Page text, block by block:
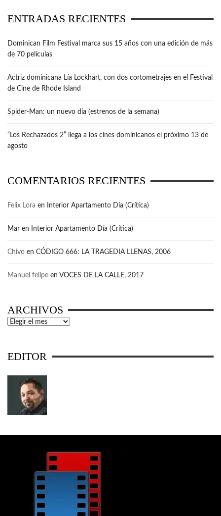
ENTRADAS RECIENTES
Dominican Film Festival marca sus 15 años con una edición de más
de 70 películas
Actriz dominicana Lía Lockhart, con dos cortometrajes en el Festival
de Cine de Rhode Island
Spider-Man: un nuevo día (estrenos de la semana)
“Los Rechazados 2” llega a los cines dominicanos el próximo 13 de
agosto
COMENTARIOS RECIENTES
Felix Lora en Interior Apartamento Día (Crítica)
Mar en Interior Apartamento Día (Crítica)
Chivo en CÓDIGO 666: LA TRAGEDIA LLENAS, 2006
Manuel felipe en VOCES DE LA CALLE, 2017
ARCHIVOS
Archivos
EDITOR